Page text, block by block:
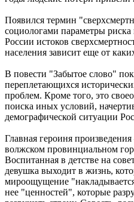
Появился термин
социологами параметры
России истоков
населения зависит еще от
В повести "Забытое слово"
переплетающихся
проблем. Кроме того, это
поиска иных условий,
демографической ситуации
Главная героиня
волжском провинциальном
Воспитанная в детстве на
девушка выходит в жизнь,
мироощущение
нее "ценностей", которые